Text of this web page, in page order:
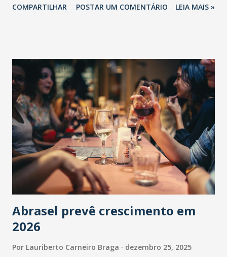
COMPARTILHAR POSTAR UM COMENTÁRIO LEIA MAIS »
Abrasel prevê crescimento em
2026
Por Lauriberto Carneiro Braga dezembro 25, 2025